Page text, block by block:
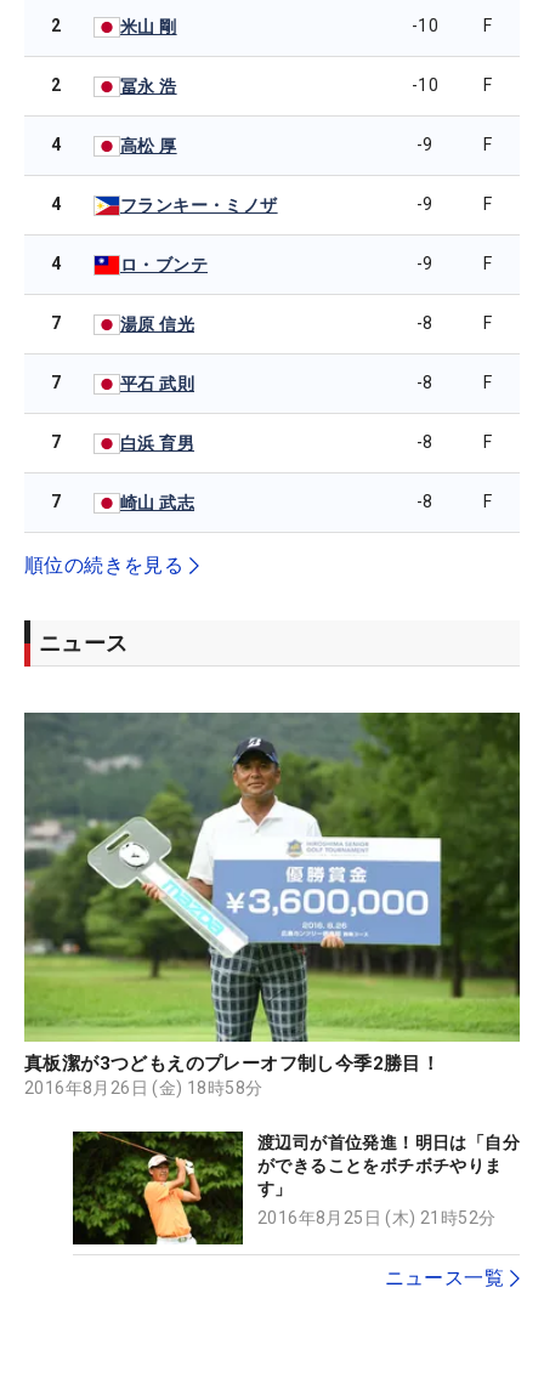
2 米山 剛 -10 F
2 冨永 浩 -10 F
4 高松 厚 -9 F
4 フランキー・ミノザ -9 F
4 ロ・ブンテ -9 F
7 湯原 信光 -8 F
7 平石 武則 -8 F
7 白浜 育男 -8 F
7 崎山 武志 -8 F
順位の続きを見る
ニュース
真板潔が3つどもえのプレーオフ制し今季2勝目！
2016年8月26日 (金) 18時58分
渡辺司が首位発進！明日は「自分
ができることをボチボチやりま
す」
2016年8月25日 (木) 21時52分
ニュース一覧